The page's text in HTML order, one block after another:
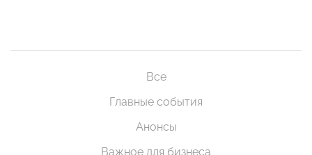
Все
Главные события
Анонсы
Важное для бизнеса